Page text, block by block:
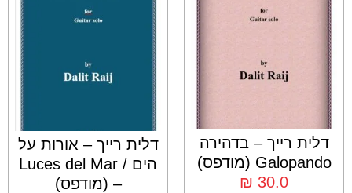
דלית רייך – בדהירה
Galopando (מודפס)
₪ 30.0
דלית רייך – אורות על
הים / Luces del Mar
– (מודפס)